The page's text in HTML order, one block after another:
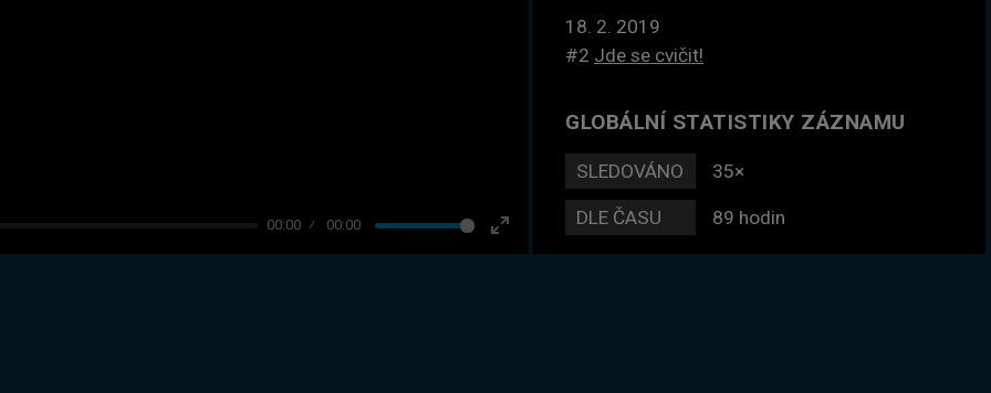
00:00 00:00
Enter
18. 2. 2019
#2 Jde se cvičit!
GLOBÁLNÍ STATISTIKY ZÁZNAMU
SLEDOVÁNO 35×
DLE ČASU 89 hodin